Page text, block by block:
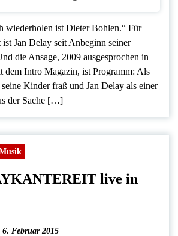
wiederholen ist Dieter Bohlen.“ Für
Jan Delay seit Anbeginn seiner
die Ansage, 2009 ausgesprochen in
dem Intro Magazin, ist Programm: Als
Kinder fraß und Jan Delay als einer
der Sache […]
live in
6. Februar 2015